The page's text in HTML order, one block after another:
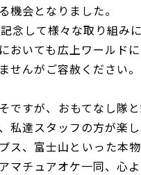
機会となりました。
念して様々な取り組み
おいても広上ワールド
せんがご容赦ください。
ですが、おもてなし隊
私達スタッフの方が楽
ス、富士山といった本
マチュアオケ一同、心